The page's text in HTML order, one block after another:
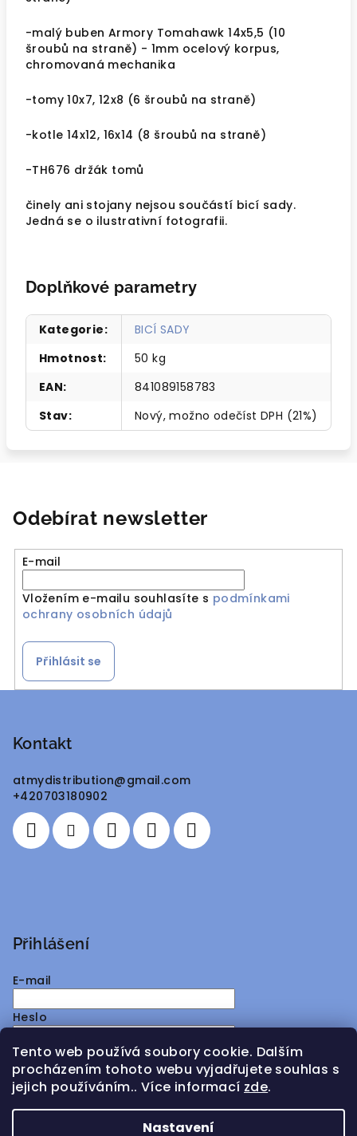
Tento web používá soubory cookie. Dalším
procházením tohoto webu vyjadřujete souhlas s
jejich používáním.. Více informací zde.
Nastavení
-malý buben Armory Tomahawk 14x5,5 (10
šroubů na straně) - 1mm ocelový korpus,
chromovaná mechanika
-tomy 10x7, 12x8 (6 šroubů na straně)
-kotle 14x12, 16x14 (8 šroubů na straně)
-TH676 držák tomů
činely ani stojany nejsou součástí bicí sady.
Jedná se o ilustrativní fotografii.
Doplňkové parametry
Kategorie:
BICÍ SADY
Hmotnost:
50 kg
EAN:
841089158783
Stav: Nový, možno odečíst DPH (21%)
Odebírat newsletter
E-mail
Vložením e-mailu souhlasíte s podmínkami
ochrany osobních údajů
Přihlásit se
Kontakt
atmydistribution@gmail.com
+420703180902
Přihlášení
E-mail
Heslo
Přihlásit se
Nová registraceZapomenuté heslo